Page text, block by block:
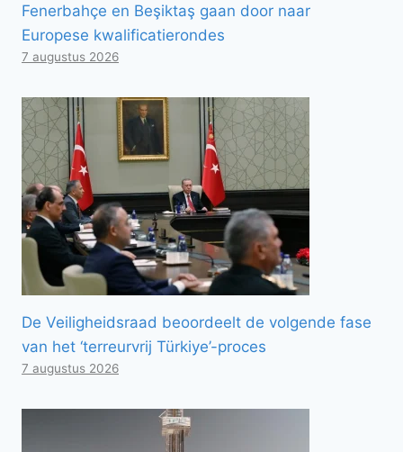
Fenerbahçe en Beşiktaş gaan door naar
Europese kwalificatierondes
7 augustus 2026
De Veiligheidsraad beoordeelt de volgende fase
van het ‘terreurvrij Türkiye’-proces
7 augustus 2026